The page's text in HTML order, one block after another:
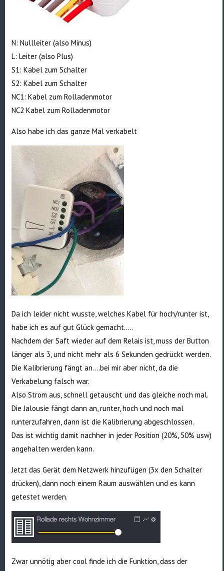
N: Nullleiter (also Minus)
L: Leiter (also Plus)
S1: Kabel zum Schalter
S2: Kabel zum Schalter
NC1: Kabel zum Rolladenmotor
NC2 Kabel zum Rolladenmotor
Also habe ich das ganze Mal verkabelt
Da ich leider nicht wusste, welches Kabel für hoch/runter ist,
habe ich es auf gut Glück gemacht…..
Nachdem der Saft wieder auf dem Relais ist, muss der Button
länger als 3, und nicht mehr als 6 Sekunden gedrückt werden.
Die Kalibrierung fängt an….bei mir aber nicht, da die
Verkabelung falsch war.
Also Strom aus, schnell getauscht und das gleiche noch mal.
Die Jalousie fängt dann an, runter, hoch und noch mal
runterzufahren, dann ist die Kalibrierung abgeschlossen.
Das ist wichtig damit nachher in jeder Position (20%, 50% usw)
angehalten werden kann.
Jetzt das Gerät dem Netzwerk hinzufügen (3x den Schalter
drücken), dann noch einem Raum auswählen und es kann
getestet werden.
Zwar unnötig aber cool finde ich die Funktion, dass der